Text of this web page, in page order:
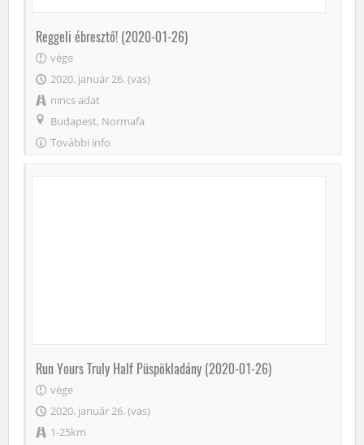
Reggeli ébresztő! (2020-01-26)
vége
2020. január 26. (vas)
nincs adat
Budapest, Normafa
További info
Run Yours Truly Half Püspökladány (2020-01-26)
vége
2020. január 26. (vas)
1-25km